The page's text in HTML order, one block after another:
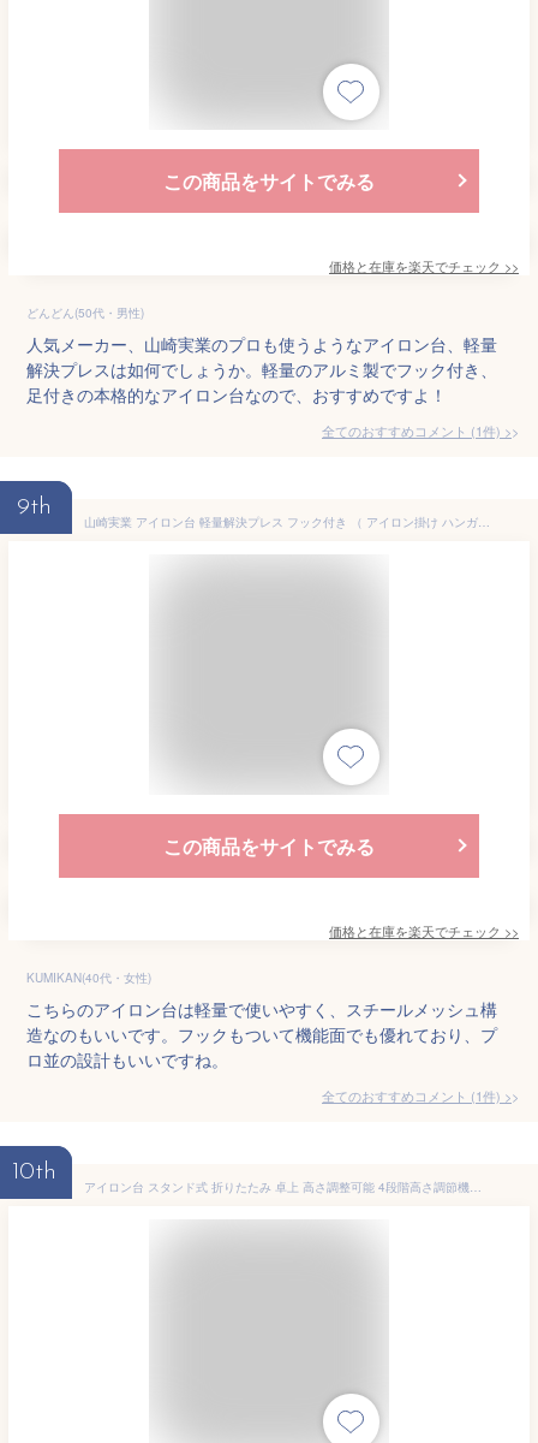
この商品をサイトでみる
価格と在庫を楽天でチェック >>
どんどん(50代・男性)
人気メーカー、山崎実業のプロも使うようなアイロン台、軽量
解決プレスは如何でしょうか。軽量のアルミ製でフック付き、
足付きの本格的なアイロン台なので、おすすめですよ！
全てのおすすめコメント (1件) >
9th
山崎実業 アイロン台 軽量解決プレス フック付き （ アイロン掛け ハンガーフック シャツ アイロン 台 作業台 スチールメッシュ構造 軽量 ハンガー フック ボトム プロ並み クローゼット 収納 山崎実業 山実 ）
この商品をサイトでみる
価格と在庫を楽天でチェック >>
KUMIKAN(40代・女性)
こちらのアイロン台は軽量で使いやすく、スチールメッシュ構
造なのもいいです。フックもついて機能面でも優れており、プ
ロ並の設計もいいですね。
全てのおすすめコメント (1件) >
10th
アイロン台 スタンド式 折りたたみ 卓上 高さ調整可能 4段階高さ調節機能 軽量 軽くて丈夫 省スペース 送料無料